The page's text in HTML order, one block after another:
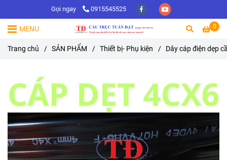
Gọi ngay 0915545525
0
MENU
Trang chủ / SẢN PHẨM / Thiết bị- Phụ kiện / Dây cáp điện dẹp